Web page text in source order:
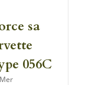
sa
056C
Mer